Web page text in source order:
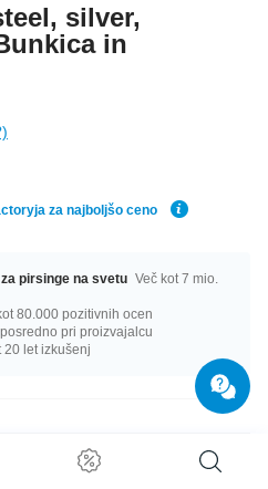
silver,
in
za najboljšo ceno
pirsinge na svetu Več kot 7 mio.
80.000 pozitivnih ocen
pri proizvajalcu
20 let izkušenj